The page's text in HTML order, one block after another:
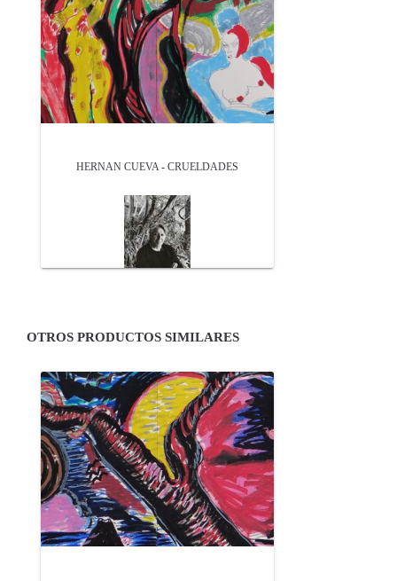
HERNAN CUEVA - CRUELDADES
OTROS PRODUCTOS SIMILARES